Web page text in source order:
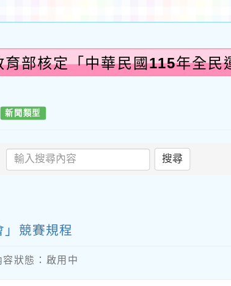
部核定「中華民國115年全民
新聞類型
搜尋
競賽規程
狀態：啟用中